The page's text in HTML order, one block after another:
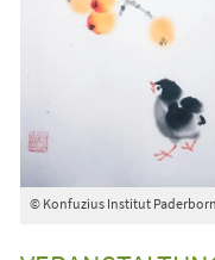
© Konfuzius Institut Paderborn